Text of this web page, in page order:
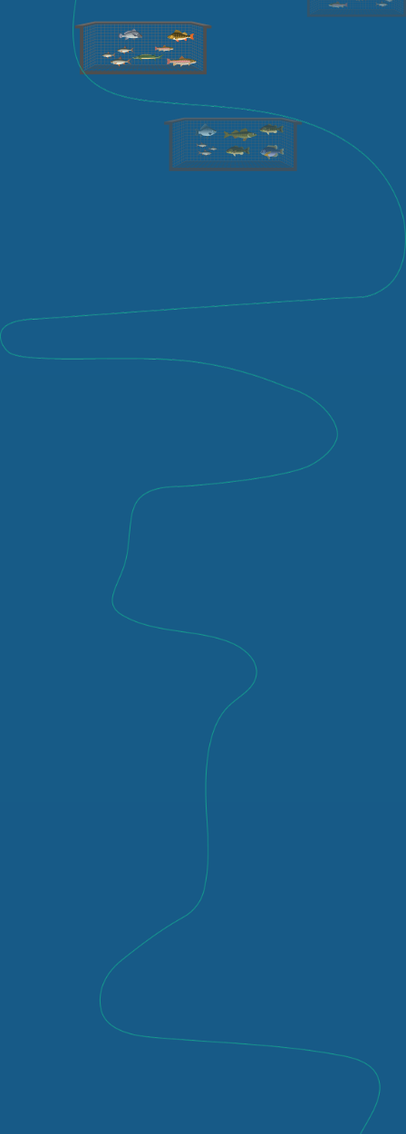
tiempo que los lleve a obtener la certificación IFFO RS.